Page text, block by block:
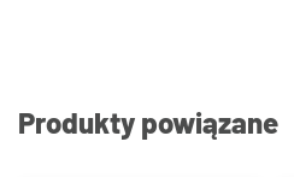
Produkty powiązane